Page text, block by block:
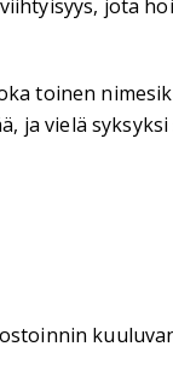
jota
toinen
ja vielä